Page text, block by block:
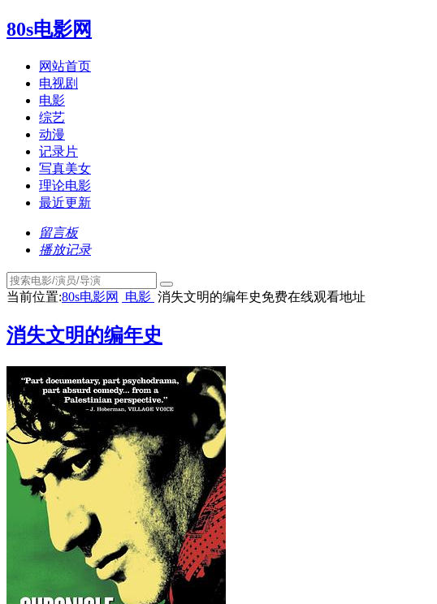
80s电影网
网站首页
电视剧
电影
综艺
动漫
记录片
写真美女
理论电影
最近更新
留言板
播放记录
当前位置:80s电影网 电影 消失文明的编年史免费在线观看地址
消失文明的编年史